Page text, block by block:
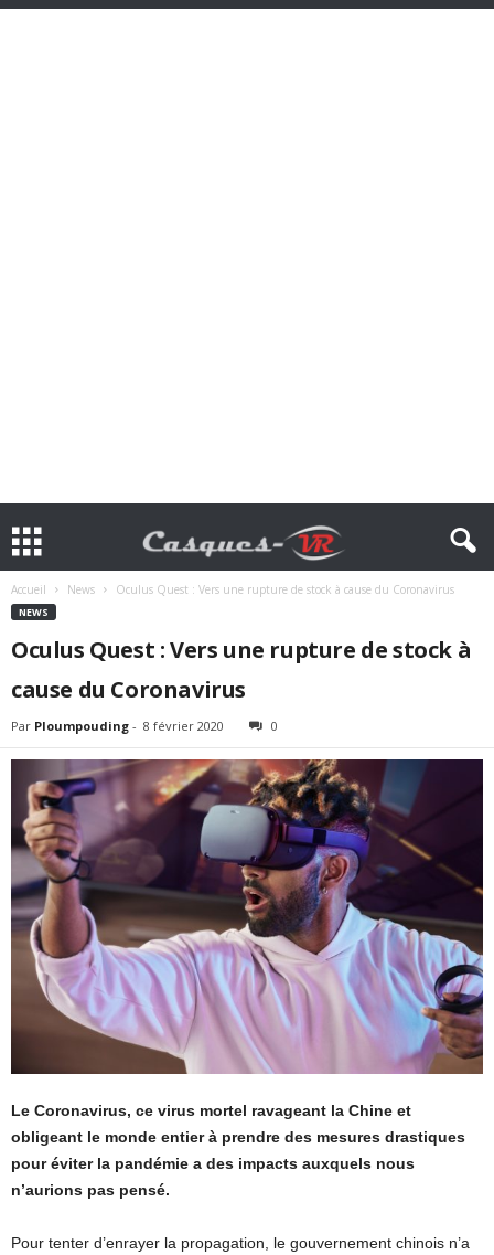
Accueil News Oculus Quest : Vers une rupture de stock à cause du Coronavirus
NEWS
Oculus Quest : Vers une rupture de stock à
cause du Coronavirus
Par Ploumpouding - 8 février 2020 0
Le Coronavirus, ce virus mortel ravageant la Chine et
obligeant le monde entier à prendre des mesures drastiques
pour éviter la pandémie a des impacts auxquels nous
n’aurions pas pensé.
Pour tenter d’enrayer la propagation, le gouvernement chinois n’a